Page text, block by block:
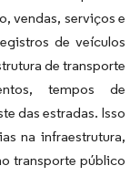
vendas, serviços e
de veículos
de transporte
tempos de
das estradas. Isso
na infraestrutura,
transporte público